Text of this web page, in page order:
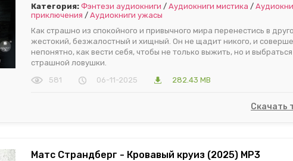
Категория: Фэнтези аудиокниги / Аудиокниги мистика /
приключения / Аудиокниги ужасы
Как страшно из спокойного и привычного мира перенестись в
жестокий, безжалостный и хищный. Он не щадит никого, и
непонятно, как вести себя, чтобы не только выжить, но и выбраться
страшной ловушки.
581
06-11-2025 282.43 MB
Скачать
Матс Страндберг - Кровавый круиз (2025) MP3